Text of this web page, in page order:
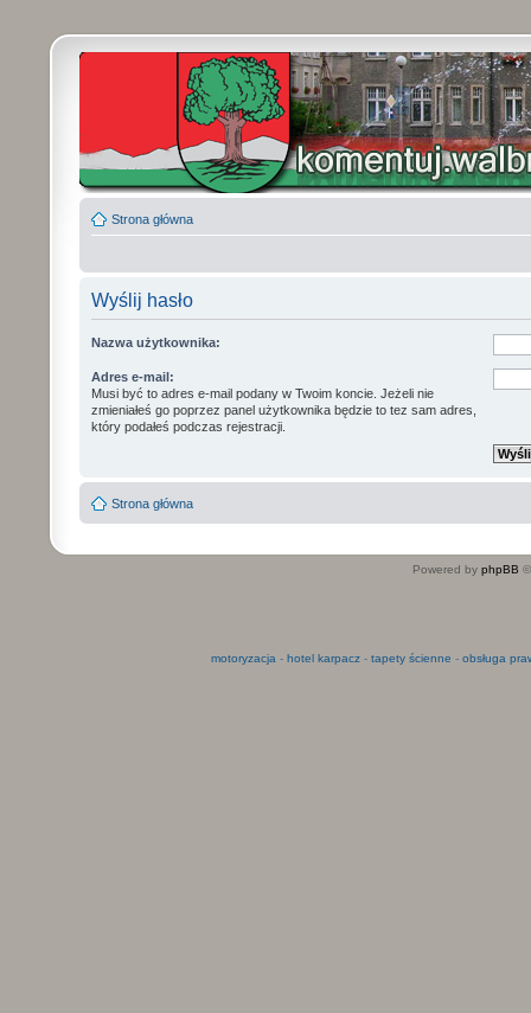
Strona główna
Wyślij hasło
Nazwa użytkownika:
Adres e-mail:
Musi być to adres e-mail podany w Twoim koncie. Jeżeli nie
zmieniałeś go poprzez panel użytkownika będzie to tez sam adres,
który podałeś podczas rejestracji.
Strona główna
Powered by phpBB
motoryzacja - hotel karpacz- tapety ścienne - obsługa